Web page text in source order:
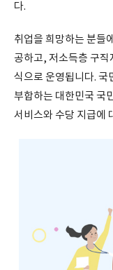
다.
취업을 희망하는 분들
공하고, 저소득층 구직
식으로 운영됩니다. 국
부합하는 대한민국 국
서비스와 수당 지급에